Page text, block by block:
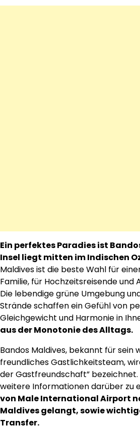
Ein perfektes Paradies ist
Insel liegt mitten im Indischen
Maldives ist die beste Wahl für
Familie, für Hochzeitsreisende
Die lebendige grüne Umgebung
Strände schaffen ein Gefühl von
Gleichgewicht und Harmonie in
aus der Monotonie des Alltags.
Bandos Maldives, bekannt für sein
freundliches Gastlichkeitsteam,
der Gastfreundschaft” bezeichnet.
weitere Informationen darüber zu
von Male International Airport
Maldives gelangt, sowie
Transfer.